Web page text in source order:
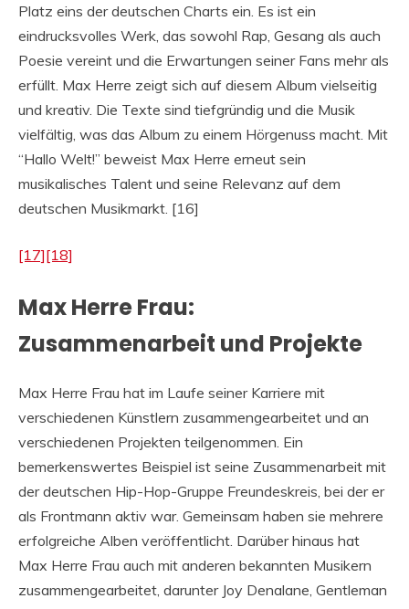
Platz eins der deutschen Charts ein. Es ist ein
eindrucksvolles Werk, das sowohl Rap, Gesang als auch
Poesie vereint und die Erwartungen seiner Fans mehr als
erfüllt. Max Herre zeigt sich auf diesem Album vielseitig
und kreativ. Die Texte sind tiefgründig und die Musik
vielfältig, was das Album zu einem Hörgenuss macht. Mit
“Hallo Welt!” beweist Max Herre erneut sein
musikalisches Talent und seine Relevanz auf dem
deutschen Musikmarkt. [16]
[17][18]
Max Herre Frau:
Zusammenarbeit und Projekte
Max Herre Frau hat im Laufe seiner Karriere mit
verschiedenen Künstlern zusammengearbeitet und an
verschiedenen Projekten teilgenommen. Ein
bemerkenswertes Beispiel ist seine Zusammenarbeit mit
der deutschen Hip-Hop-Gruppe Freundeskreis, bei der er
als Frontmann aktiv war. Gemeinsam haben sie mehrere
erfolgreiche Alben veröffentlicht. Darüber hinaus hat
Max Herre Frau auch mit anderen bekannten Musikern
zusammengearbeitet, darunter Joy Denalane, Gentleman